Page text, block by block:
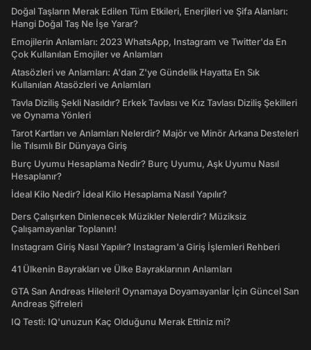
Doğal Taşların Merak Edilen Tüm Etkileri, Enerjileri ve Şifa Alanları:
Hangi Doğal Taş Ne İşe Yarar?
Emojilerin Anlamları: 2023 WhatsApp, Instagram ve Twitter'da En
Çok Kullanılan Emojiler ve Anlamları
Atasözleri ve Anlamları: A'dan Z'ye Gündelik Hayatta En Sık
Kullanılan Atasözleri ve Anlamları
Tavla Diziliş Şekli Nasıldır? Erkek Tavlası ve Kız Tavlası Diziliş Şekilleri
ve Oynama Yönleri
Tarot Kartları ve Anlamları Nelerdir? Majör ve Minör Arkana Desteleri
İle Tılsımlı Bir Dünyaya Giriş
Burç Uyumu Hesaplama Nedir? Burç Uyumu, Aşk Uyumu Nasıl
Hesaplanır?
İdeal Kilo Nedir? İdeal Kilo Hesaplama Nasıl Yapılır?
Ders Çalışırken Dinlenecek Müzikler Nelerdir? Müziksiz
Çalışamayanlar Toplanın!
Instagram Giriş Nasıl Yapılır? Instagram'a Giriş İşlemleri Rehberi
41 Ülkenin Bayrakları ve Ülke Bayraklarının Anlamları
GTA San Andreas Hileleri! Oynamaya Doyamayanlar İçin Güncel San
Andreas Şifreleri
IQ Testi: IQ'unuzun Kaç Olduğunu Merak Ettiniz mi?